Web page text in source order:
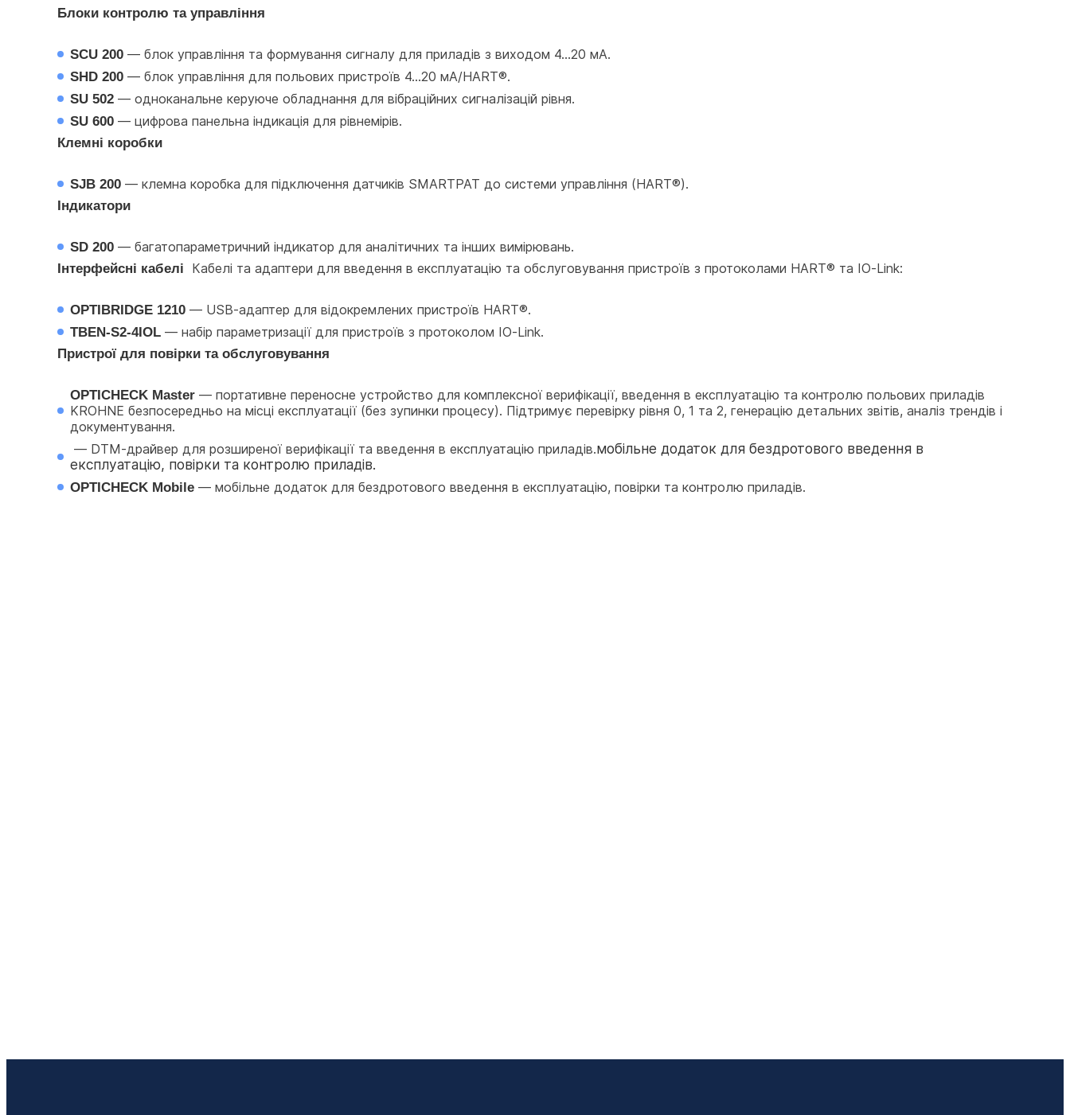
Блоки контролю та управління
SCU 200 — блок управління та формування сигналу для приладів з виходом 4…20 мА.
SHD 200 — блок управління для польових пристроїв 4…20 мА/HART®.
SU 502 — одноканальне керуюче обладнання для вібраційних сигналізацій рівня.
SU 600 — цифрова панельна індикація для рівнемірів.
Клемні коробки
SJB 200 — клемна коробка для підключення датчиків SMARTPAT до системи управління (HART®).
Індикатори
SD 200 — багатопараметричний індикатор для аналітичних та інших вимірювань.
Інтерфейсні кабелі Кабелі та адаптери для введення в експлуатацію та обслуговування пристроїв з протоколами HART® та IO-Link:
OPTIBRIDGE 1210 — USB-адаптер для відокремлених пристроїв HART®.
TBEN-S2-4IOL — набір параметризації для пристроїв з протоколом IO-Link.
Пристрої для повірки та обслуговування
OPTICHECK Master — портативне переносне устройство для комплексної верифікації, введення в експлуатацію та контролю польових приладів
KROHNE безпосередньо на місці експлуатації (без зупинки процесу). Підтримує перевірку рівня 0, 1 та 2, генерацію детальних звітів, аналіз трендів і
документування.
— DTM-драйвер для розширеної верифікації та введення в експлуатацію приладів.мобільне додаток для бездротового введення в
експлуатацію, повірки та контролю приладів.
OPTICHECK Mobile — мобільне додаток для бездротового введення в експлуатацію, повірки та контролю приладів.